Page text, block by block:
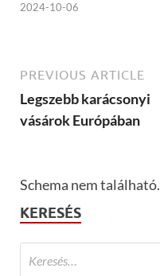
2024-10-06
PREVIOUS ARTICLE
Legszebb karácsonyi
vásárok Európában
Schema nem található.
KERESÉS